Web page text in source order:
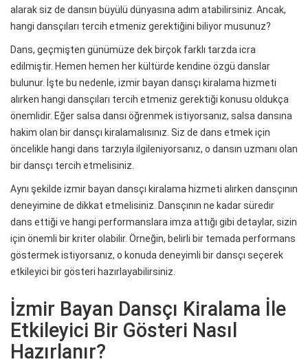
alarak siz de dansın büyülü dünyasına adım atabilirsiniz. Ancak,
hangi dansçıları tercih etmeniz gerektiğini biliyor musunuz?
Dans, geçmişten günümüze dek birçok farklı tarzda icra
edilmiştir. Hemen hemen her kültürde kendine özgü danslar
bulunur. İşte bu nedenle, izmir bayan dansçı kiralama hizmeti
alırken hangi dansçıları tercih etmeniz gerektiği konusu oldukça
önemlidir. Eğer salsa dansı öğrenmek istiyorsanız, salsa dansına
hakim olan bir dansçı kiralamalısınız. Siz de dans etmek için
öncelikle hangi dans tarzıyla ilgileniyorsanız, o dansın uzmanı olan
bir dansçı tercih etmelisiniz.
Aynı şekilde izmir bayan dansçı kiralama hizmeti alırken dansçının
deneyimine de dikkat etmelisiniz. Dansçının ne kadar süredir
dans ettiği ve hangi performanslara imza attığı gibi detaylar, sizin
için önemli bir kriter olabilir. Örneğin, belirli bir temada performans
göstermek istiyorsanız, o konuda deneyimli bir dansçı seçerek
etkileyici bir gösteri hazırlayabilirsiniz.
İzmir Bayan Dansçı Kiralama İle
Etkileyici Bir Gösteri Nasıl
Hazırlanır?